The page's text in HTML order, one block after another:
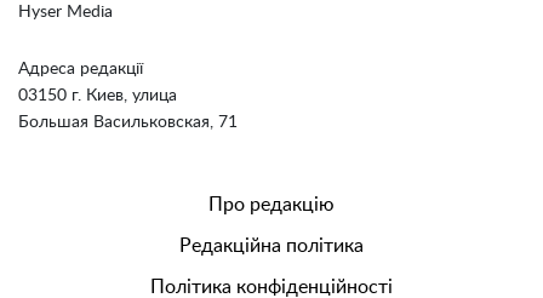
Hyser Media
Адреса редакції
03150 г. Киев, улица
Большая Васильковская, 71
Про редакцію
Редакційна політика
Політика конфіденційності